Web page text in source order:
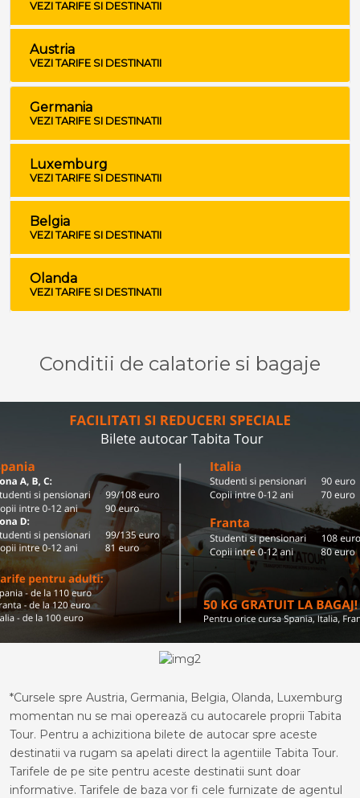
VEZI TARIFE SI DESTINATII
Austria
VEZI TARIFE SI DESTINATII
Germania
VEZI TARIFE SI DESTINATII
Luxemburg
VEZI TARIFE SI DESTINATII
Belgia
VEZI TARIFE SI DESTINATII
Olanda
VEZI TARIFE SI DESTINATII
Conditii de calatorie si bagaje
*Cursele spre Austria, Germania, Belgia, Olanda, Luxemburg
momentan nu se mai operează cu autocarele proprii Tabita
Tour. Pentru a achizitiona bilete de autocar spre aceste
destinatii va rugam sa apelati direct la agentiile Tabita Tour.
Tarifele de pe site pentru aceste destinatii sunt doar
informative. Tarifele de baza vor fi cele furnizate de agentul